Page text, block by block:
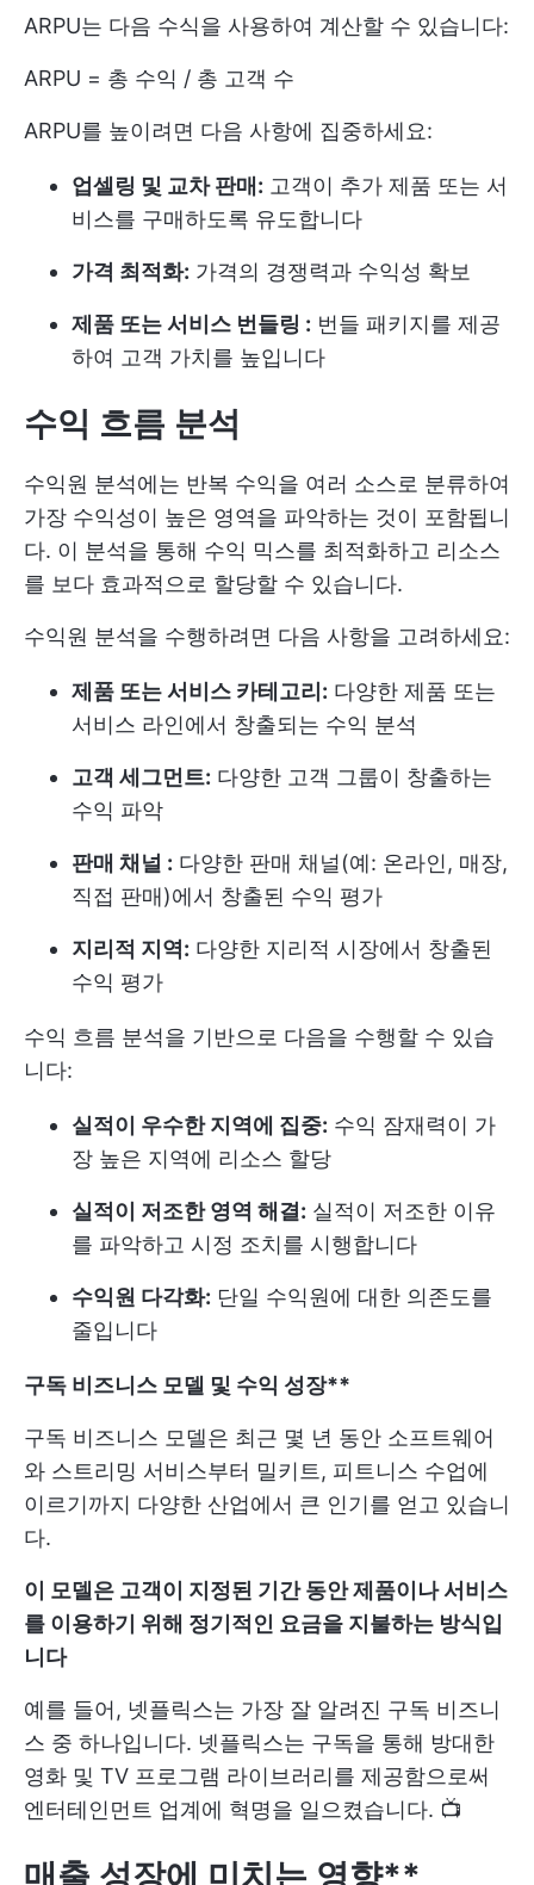
ARPU는 다음 수식을 사용하여 계산할 수 있습니다:
ARPU = 총 수익 / 총 고객 수
ARPU를 높이려면 다음 사항에 집중하세요:
업셀링 및 교차 판매: 고객이 추가 제품 또는 서
비스를 구매하도록 유도합니다
가격 최적화: 가격의 경쟁력과 수익성 확보
제품 또는 서비스 번들링 : 번들 패키지를 제공
하여 고객 가치를 높입니다
수익 흐름 분석
수익원 분석에는 반복 수익을 여러 소스로 분류하여
가장 수익성이 높은 영역을 파악하는 것이 포함됩니
다. 이 분석을 통해 수익 믹스를 최적화하고 리소스
를 보다 효과적으로 할당할 수 있습니다.
수익원 분석을 수행하려면 다음 사항을 고려하세요:
제품 또는 서비스 카테고리: 다양한 제품 또는
서비스 라인에서 창출되는 수익 분석
고객 세그먼트: 다양한 고객 그룹이 창출하는
수익 파악
판매 채널 : 다양한 판매 채널(예: 온라인, 매장,
직접 판매)에서 창출된 수익 평가
지리적 지역: 다양한 지리적 시장에서 창출된
수익 평가
수익 흐름 분석을 기반으로 다음을 수행할 수 있습
니다:
실적이 우수한 지역에 집중: 수익 잠재력이 가
장 높은 지역에 리소스 할당
실적이 저조한 영역 해결: 실적이 저조한 이유
를 파악하고 시정 조치를 시행합니다
수익원 다각화: 단일 수익원에 대한 의존도를
줄입니다
구독 비즈니스 모델 및 수익 성장**
구독 비즈니스 모델은 최근 몇 년 동안 소프트웨어
와 스트리밍 서비스부터 밀키트, 피트니스 수업에
이르기까지 다양한 산업에서 큰 인기를 얻고 있습니
다.
이 모델은 고객이 지정된 기간 동안 제품이나 서비스
를 이용하기 위해 정기적인 요금을 지불하는 방식입
니다
예를 들어, 넷플릭스는 가장 잘 알려진 구독 비즈니
스 중 하나입니다. 넷플릭스는 구독을 통해 방대한
영화 및 TV 프로그램 라이브러리를 제공함으로써
엔터테인먼트 업계에 혁명을 일으켰습니다. 📺
매출 성장에 미치는 영향**